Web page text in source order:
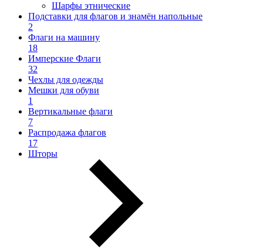
Шарфы этнические
Подставки для флагов и знамён напольные
2
Флаги на машину
18
Имперские Флаги
32
Чехлы для одежды
Мешки для обуви
1
Вертикальные флаги
7
Распродажа флагов
17
Шторы